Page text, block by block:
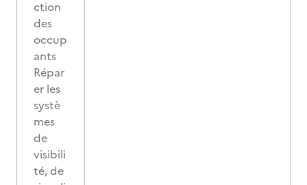
ction
des
occup
ants
Répar
er les
systè
mes
de
visibili
té, de